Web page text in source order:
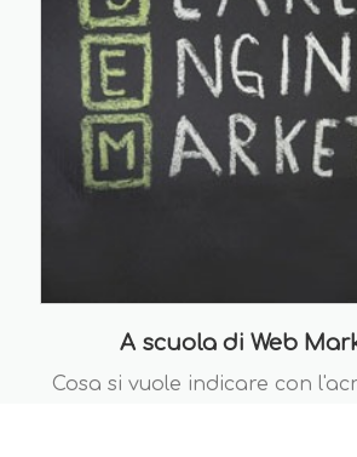
A scuola di Web
Cosa si vuole indicare con